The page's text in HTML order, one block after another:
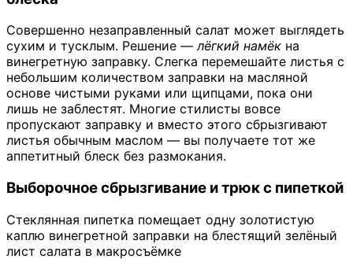
Совершенно незаправленный салат может выглядеть
сухим и тусклым. Решение —лёгкий намёк на
винегретную заправку. Слегка перемешайте листья с
небольшим количеством заправки на масляной
основе чистыми руками или щипцами, пока они
лишь не заблестят. Многие стилисты вовсе
пропускают заправку и вместо этого сбрызгивают
листья обычным маслом — вы получаете тот же
аппетитный блеск без размокания.
Выборочное сбрызгивание и трюк с пипеткой
Стеклянная пипетка помещает одну золотистую
каплю винегретной заправки на блестящий зелёный
лист салата в макросъёмке